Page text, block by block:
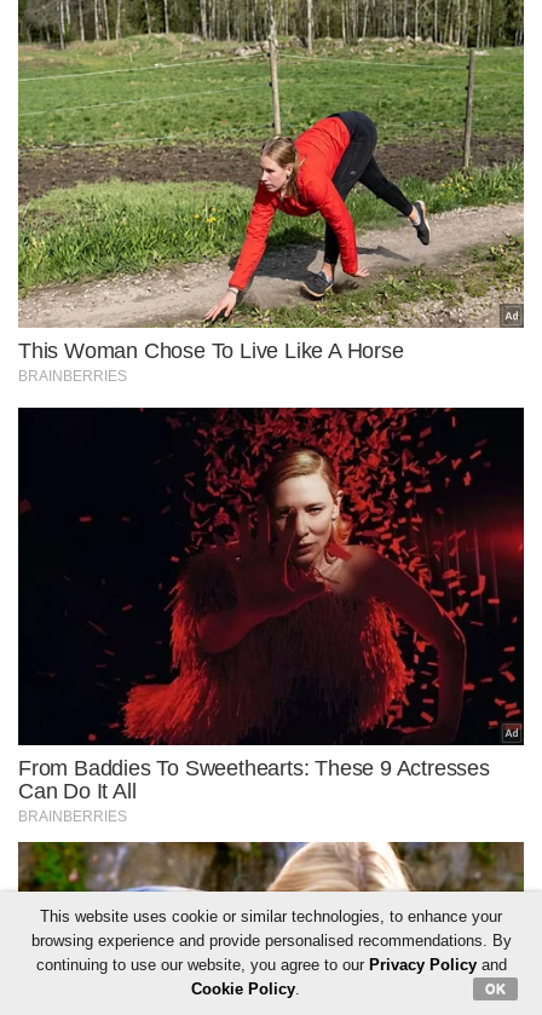
This website uses cookie or similar technologies, to enhance your
browsing experience and provide personalised recommendations. By
continuing to use our website, you agree to our Privacy Policyand
Cookie Policy. OK